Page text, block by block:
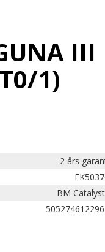
III
1)
2 års
BM